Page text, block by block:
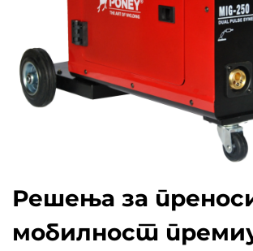
Решења за
мобилност